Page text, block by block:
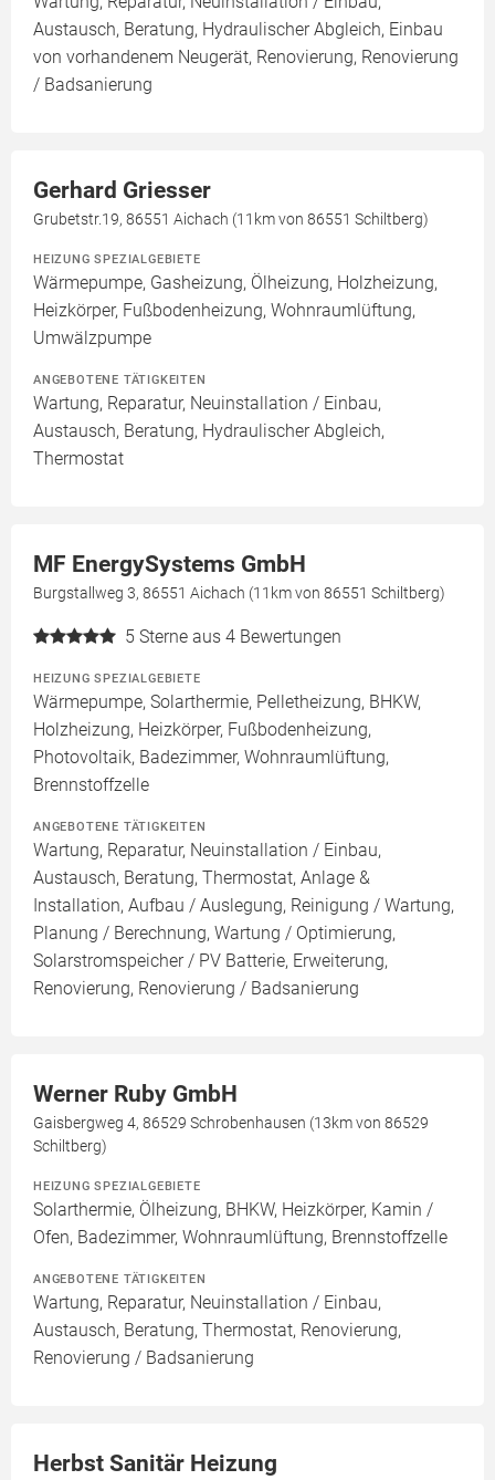
Austausch, Beratung, Hydraulischer Abgleich, Einbau
von vorhandenem Neugerät, Renovierung, Renovierung
/ Badsanierung
Gerhard Griesser
Grubetstr.19, 86551 Aichach (11km von 86551 Schiltberg)
HEIZUNG SPEZIALGEBIETE
Wärmepumpe, Gasheizung, Ölheizung, Holzheizung,
Heizkörper, Fußbodenheizung, Wohnraumlüftung,
Umwälzpumpe
ANGEBOTENE TÄTIGKEITEN
Wartung, Reparatur, Neuinstallation / Einbau,
Austausch, Beratung, Hydraulischer Abgleich,
Thermostat
MF EnergySystems GmbH
Burgstallweg 3, 86551 Aichach (11km von 86551 Schiltberg)
5 Sterne aus 4 Bewertungen
HEIZUNG SPEZIALGEBIETE
Wärmepumpe, Solarthermie, Pelletheizung, BHKW,
Holzheizung, Heizkörper, Fußbodenheizung,
Photovoltaik, Badezimmer, Wohnraumlüftung,
Brennstoffzelle
ANGEBOTENE TÄTIGKEITEN
Wartung, Reparatur, Neuinstallation / Einbau,
Austausch, Beratung, Thermostat, Anlage &
Installation, Aufbau / Auslegung, Reinigung / Wartung,
Planung / Berechnung, Wartung / Optimierung,
Solarstromspeicher / PV Batterie, Erweiterung,
Renovierung, Renovierung / Badsanierung
Werner Ruby GmbH
Gaisbergweg 4, 86529 Schrobenhausen (13km von 86529
Schiltberg)
HEIZUNG SPEZIALGEBIETE
Solarthermie, Ölheizung, BHKW, Heizkörper, Kamin /
Ofen, Badezimmer, Wohnraumlüftung, Brennstoffzelle
ANGEBOTENE TÄTIGKEITEN
Wartung, Reparatur, Neuinstallation / Einbau,
Austausch, Beratung, Thermostat, Renovierung,
Renovierung / Badsanierung
Herbst Sanitär Heizung